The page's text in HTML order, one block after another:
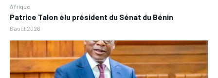
Afrique
Patrice Talon élu président du Sénat du Bénin
6 août 2026